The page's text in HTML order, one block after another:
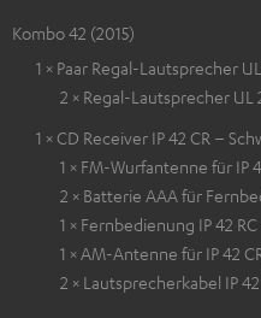
Kombo 42 (2015)
1 × Paar Regal-Lautsprecher
2 × Regal-Lautsprecher UL
1 × CD Receiver IP 42 CR –
1 × FM-Wurfantenne für IP
2 × Batterie AAA für
1 × Fernbedienung IP 42
1 × AM-Antenne für IP 42
2 × Lautsprecherkabel IP 42